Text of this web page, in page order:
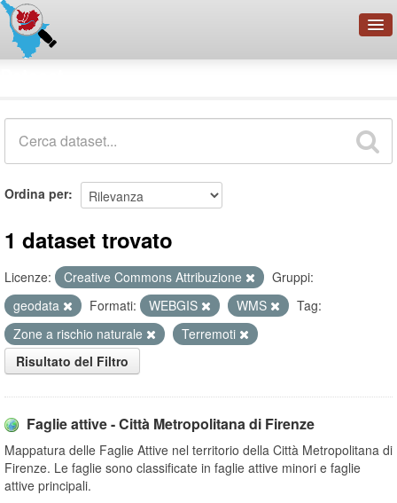
Organizzazioni
Ordina per
1 dataset trovato
Licenze: Creative Commons Attribuzione
Gruppi:
geodata
Formati: WEBGIS WMS
Tag:
Zone a rischio naturale
Terremoti
Risultato del Filtro
Faglie attive - Città Metropolitana di Firenze
Mappatura delle Faglie Attive nel territorio della Città Metropolitana di
Firenze. Le faglie sono classificate in faglie attive minori e faglie
attive principali.